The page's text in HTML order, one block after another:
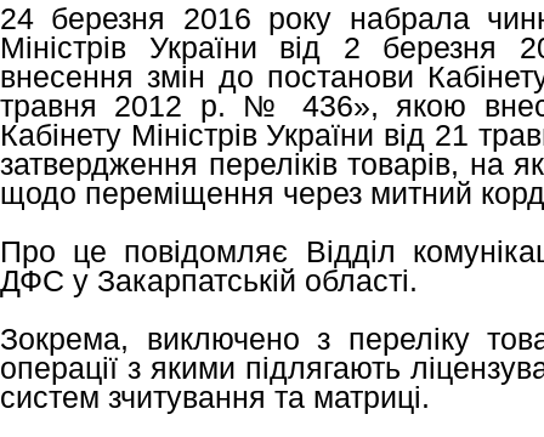
24 березня 2016 року набрала
Міністрів України від 2
внесення змін до постанови
травня 2012 р. № 436», якою
Кабінету Міністрів України від 21
затвердження переліків товарів, на
щодо переміщення через митний
Про це повідомляє Відділ
ДФС у Закарпатській області.
Зокрема, виключено з переліку
операції з якими підлягають
систем зчитування та матриці.